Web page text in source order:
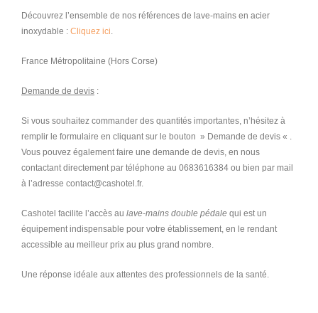
Découvrez l’ensemble de nos références de lave-mains en acier
inoxydable : Cliquez ici.
France Métropolitaine (Hors Corse)
Demande de devis :
Si vous souhaitez commander des quantités importantes, n’hésitez à
remplir le formulaire en cliquant sur le bouton » Demande de devis « .
Vous pouvez également faire une demande de devis, en nous
contactant directement par téléphone au 0683616384 ou bien par mail
à l’adresse contact@cashotel.fr.
Cashotel facilite l’accès au lave-mains double pédale qui est un
équipement indispensable pour votre établissement, en le rendant
accessible au meilleur prix au plus grand nombre.
Une réponse idéale aux attentes des professionnels de la santé.